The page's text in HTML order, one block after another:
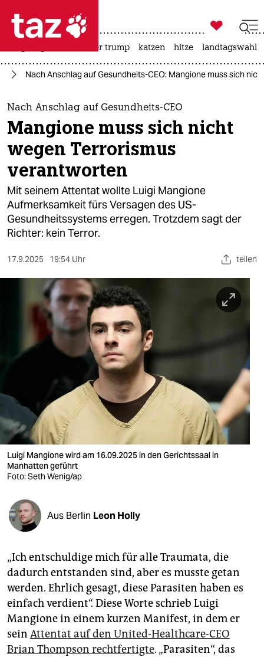
 taz zahl ich
taz zahl ich
themen
politik
öko
gesellschaft
kultur
sport
berlin
wahrheit
verlag
veranstaltungen
fragen & hilfe
unterstützen
genossenschaft
epaper login

taz zahl ich
usa unter trump katzen hitze landtagswahl
Nach Anschlag auf Gesundheits-CEO: Mangione muss sich
Nach Anschlag auf Gesundheits-CEO
Mangione muss sich nicht
wegen Terrorismus
verantworten
Mit seinem Attentat wollte Luigi Mangione
Aufmerksamkeit fürs Versagen des US-
Gesundheitssystems erregen. Trotzdem sagt der
Richter: kein Terror.
17.9.2025 19:54 Uhr teilen
Luigi Mangione wird am 16.09.2025 in den Gerichtssaal in
Manhatten geführt
Foto: Seth Wenig/ap
Aus Berlin Leon Holly
„Ich entschuldige mich für alle Traumata, die
dadurch entstanden sind, aber es musste getan
werden. Ehrlich gesagt, diese Parasiten haben es
einfach verdient“. Diese Worte schrieb Luigi
Mangione in einem kurzen Manifest, in dem er
sein Attentat auf den United-Healthcare-CEO
Brian Thompson rechtfertigte. „Parasiten“, das